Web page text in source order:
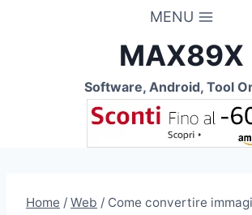
MENU
MAX89X
Software, Android, Tool
Home / Web / Come convertire